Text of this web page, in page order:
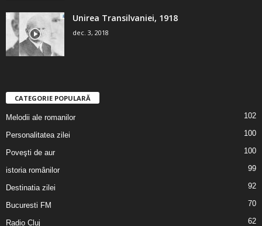
Unirea Transilvaniei, 1918
dec. 3, 2018
CATEGORIE POPULARĂ
Melodii ale romanilor 102
Personalitatea zilei 100
Poveşti de aur 100
istoria românilor 99
Destinatia zilei 92
Bucuresti FM 70
Radio Cluj 62